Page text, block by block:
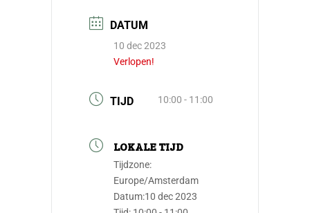
DATUM
10 dec 2023
Verlopen!
TIJD 10:00 - 11:00
LOKALE TIJD
Tijdzone:
Europe/Amsterdam
Datum:10 dec 2023